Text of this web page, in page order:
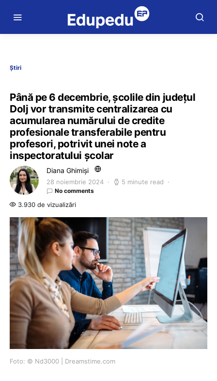
Știri
Până pe 6 decembrie, școlile din județul
Dolj vor transmite centralizarea cu
acumularea numărului de credite
profesionale transferabile pentru
profesori, potrivit unei note a
inspectoratului școlar
Diana Ghimiși
28 noiembrie 2024 5 minute read
No comments
3.930 de vizualizări
Foto: © Nd3000 | Dreamstime.com